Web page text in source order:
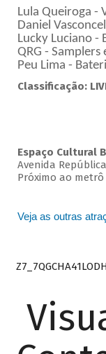
Lula Queiroga -
Daniel
Lucky Luciano -
QRG - Samplers
Peu Lima -
Classificação:
Espaço Cultural
Avenida
Próximo ao metrô
Veja as outras